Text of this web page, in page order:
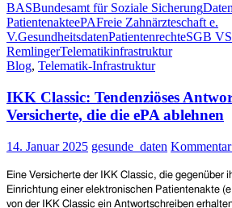
der
über
die
BASBundesamt für Soziale Sicherung
PatientenakteePAFreie Zahnärzteschaft e.
V.GesundheitsdatenPatientenrechteSGB V
RemlingerTelematikinfrastruktur
Blog, Telematik-Infrastruktur
IKK Classic: Tendenziöses
Versicherte, die die ePA ablehnen
14. Januar 2025 gesunde_daten
Eine Versicherte der IKK Classic, die gegenüber
Einrichtung einer elektronischen Patientenakte
von der IKK Classic ein Antwortschreiben